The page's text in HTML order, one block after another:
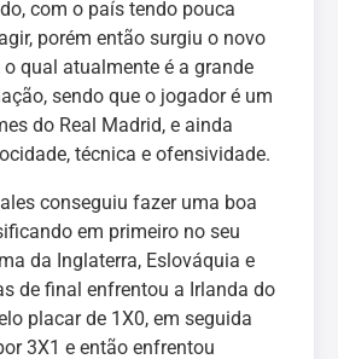
com o país tendo pouca
porém então surgiu o novo
o qual atualmente é a grande
sendo que o jogador é um
do Real Madrid, e ainda
técnica e ofensividade.
conseguiu fazer uma boa
em primeiro no seu
da Inglaterra, Eslováquia e
de final enfrentou a Irlanda do
placar de 1X0, em seguida
3X1 e então enfrentou